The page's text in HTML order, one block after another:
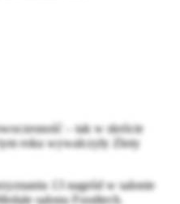
– tak w skrócie
roku wywalczyły Złoty
13 nagród w salonie
salonu Foodtech.